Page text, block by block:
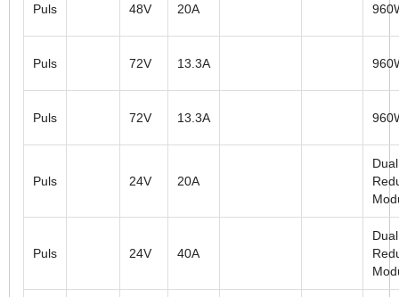
Puls 48V 20A
Puls 72V 13.3A
Puls 72V 13.3A
Puls 24V 20A
Puls 24V 40A